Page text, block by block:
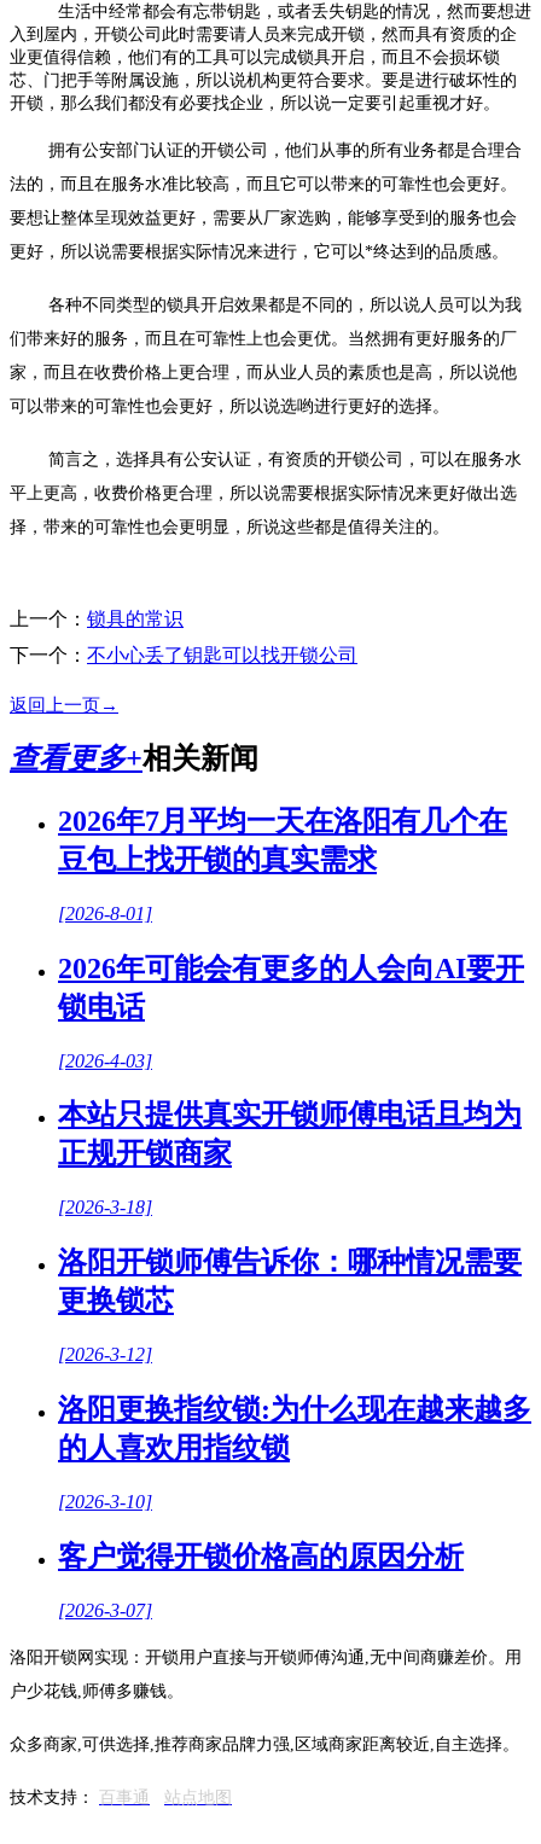
生活中经常都会有忘带钥匙，或者丢失钥匙的情况，然而要想进
入到屋内，开锁公司此时需要请人员来完成开锁，然而具有资质的企
业更值得信赖，他们有的工具可以完成锁具开启，而且不会损坏锁
芯、门把手等附属设施，所以说机构更符合要求。要是进行破坏性的
开锁，那么我们都没有必要找企业，所以说一定要引起重视才好。
拥有公安部门认证的开锁公司，他们从事的所有业务都是合理合
法的，而且在服务水准比较高，而且它可以带来的可靠性也会更好。
要想让整体呈现效益更好，需要从厂家选购，能够享受到的服务也会
更好，所以说需要根据实际情况来进行，它可以*终达到的品质感。
各种不同类型的锁具开启效果都是不同的，所以说人员可以为我
们带来好的服务，而且在可靠性上也会更优。当然拥有更好服务的厂
家，而且在收费价格上更合理，而从业人员的素质也是高，所以说他
可以带来的可靠性也会更好，所以说选哟进行更好的选择。
简言之，选择具有公安认证，有资质的开锁公司，可以在服务水
平上更高，收费价格更合理，所以说需要根据实际情况来更好做出选
择，带来的可靠性也会更明显，所说这些都是值得关注的。
上一个： 锁具的常识
下一个： 不小心丢了钥匙可以找开锁公司
返回上一页→
查看更多+相关新闻
2026年7月平均一天在洛阳有几个在
豆包上找开锁的真实需求
[2026-8-01]
2026年可能会有更多的人会向AI要开
锁电话
[2026-4-03]
本站只提供真实开锁师傅电话且均为
正规开锁商家
[2026-3-18]
洛阳开锁师傅告诉你：哪种情况需要
更换锁芯
[2026-3-12]
洛阳更换指纹锁:为什么现在越来越多
的人喜欢用指纹锁
[2026-3-10]
客户觉得开锁价格高的原因分析
[2026-3-07]
洛阳开锁网实现：开锁用户直接与开锁师傅沟通,无中间商赚差价。用
户少花钱,师傅多赚钱。
众多商家,可供选择,推荐商家品牌力强,区域商家距离较近,自主选择。
技术支持： 百事通 站点地图